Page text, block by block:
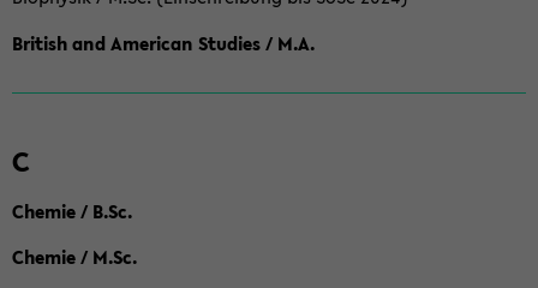
British and American Studies / M.A.
C
Chemie / B.Sc.
Chemie / M.Sc.